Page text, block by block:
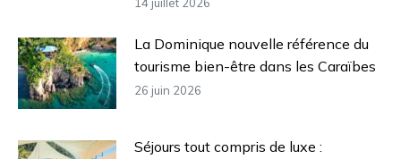
La Dominique nouvelle référence du
tourisme bien-être dans les Caraïbes
26 juin 2026
Séjours tout compris de luxe :